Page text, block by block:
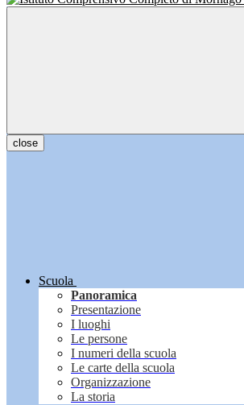
close
Scuola
Panoramica
Presentazione
I luoghi
Le persone
I numeri della scuola
Le carte della scuola
Organizzazione
La storia